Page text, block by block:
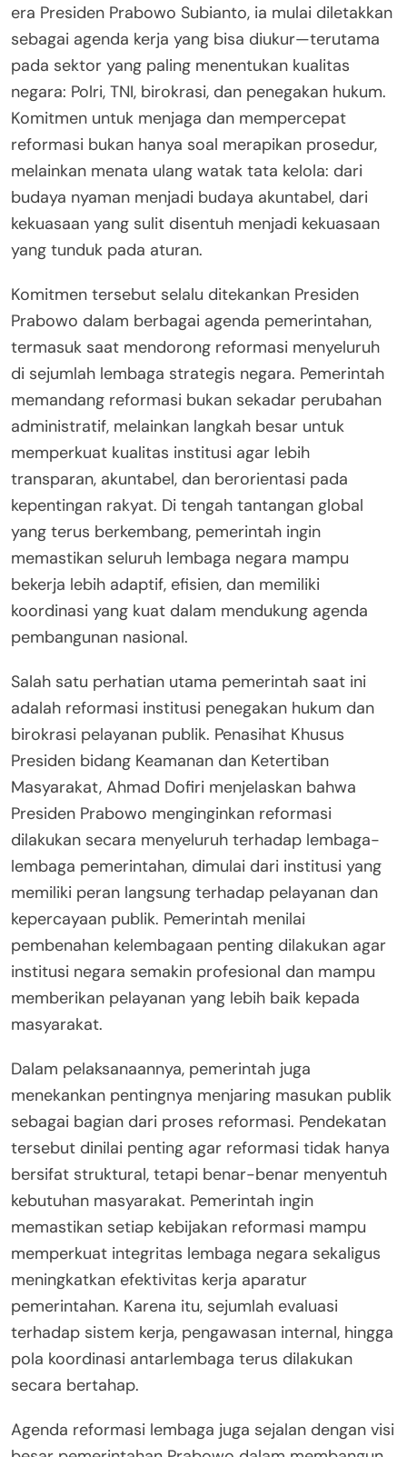
era Presiden Prabowo Subianto, ia mulai diletakkan
sebagai agenda kerja yang bisa diukur—terutama
pada sektor yang paling menentukan kualitas
negara: Polri, TNI, birokrasi, dan penegakan hukum.
Komitmen untuk menjaga dan mempercepat
reformasi bukan hanya soal merapikan prosedur,
melainkan menata ulang watak tata kelola: dari
budaya nyaman menjadi budaya akuntabel, dari
kekuasaan yang sulit disentuh menjadi kekuasaan
yang tunduk pada aturan.
Komitmen tersebut selalu ditekankan Presiden
Prabowo dalam berbagai agenda pemerintahan,
termasuk saat mendorong reformasi menyeluruh
di sejumlah lembaga strategis negara. Pemerintah
memandang reformasi bukan sekadar perubahan
administratif, melainkan langkah besar untuk
memperkuat kualitas institusi agar lebih
transparan, akuntabel, dan berorientasi pada
kepentingan rakyat. Di tengah tantangan global
yang terus berkembang, pemerintah ingin
memastikan seluruh lembaga negara mampu
bekerja lebih adaptif, efisien, dan memiliki
koordinasi yang kuat dalam mendukung agenda
pembangunan nasional.
Salah satu perhatian utama pemerintah saat ini
adalah reformasi institusi penegakan hukum dan
birokrasi pelayanan publik. Penasihat Khusus
Presiden bidang Keamanan dan Ketertiban
Masyarakat, Ahmad Dofiri menjelaskan bahwa
Presiden Prabowo menginginkan reformasi
dilakukan secara menyeluruh terhadap lembaga-
lembaga pemerintahan, dimulai dari institusi yang
memiliki peran langsung terhadap pelayanan dan
kepercayaan publik. Pemerintah menilai
pembenahan kelembagaan penting dilakukan agar
institusi negara semakin profesional dan mampu
memberikan pelayanan yang lebih baik kepada
masyarakat.
Dalam pelaksanaannya, pemerintah juga
menekankan pentingnya menjaring masukan publik
sebagai bagian dari proses reformasi. Pendekatan
tersebut dinilai penting agar reformasi tidak hanya
bersifat struktural, tetapi benar-benar menyentuh
kebutuhan masyarakat. Pemerintah ingin
memastikan setiap kebijakan reformasi mampu
memperkuat integritas lembaga negara sekaligus
meningkatkan efektivitas kerja aparatur
pemerintahan. Karena itu, sejumlah evaluasi
terhadap sistem kerja, pengawasan internal, hingga
pola koordinasi antarlembaga terus dilakukan
secara bertahap.
Agenda reformasi lembaga juga sejalan dengan visi